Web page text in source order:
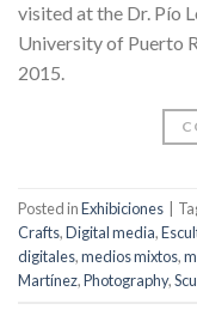
visited at the Dr. Pío
University of Puerto
2015.
Posted inExhibiciones
Crafts,Digital media,
digitales,medios mixtos,
Martínez,Photography,